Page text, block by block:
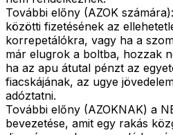
További előny (AZOK
közötti fizetésének az
korrepetálókra, vagy ha a
már elugrok a boltba, hozzak
ha az apu átutal pénzt az
fiacskájának, az ugye
adóztatni.
További előny (AZOKNAK) a
bevezetése, amit egy rakás